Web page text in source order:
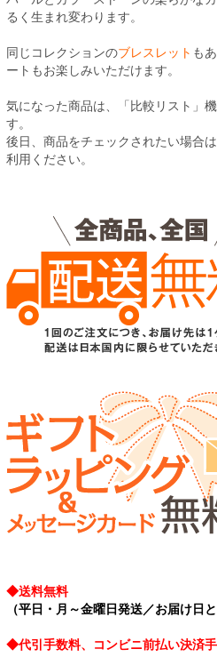
るく生まれ変わります。
同じコレクションのブレスレット も
ートもお楽しみいただけます。
気になった商品は、「比較リスト」
す。
後日、商品をチェックされたい場合
利用ください。
◆送料無料
（平日・月～金曜日発送／お届け日
◆代引手数料、コンビニ前払い決済